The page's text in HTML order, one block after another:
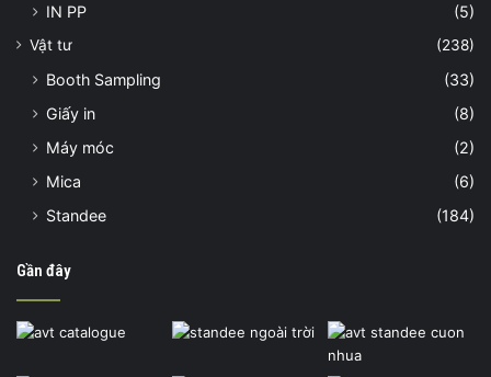
IN PP
(5)
Vật tư (238)
Booth Sampling
(33)
Giấy in
(8)
Máy móc
(2)
Mica
(6)
Standee
(184)
Gần đây